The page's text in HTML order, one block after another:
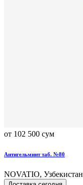
от 102 500 сум
Антигельминт таб. №80
NOVATIO, Узбекистан